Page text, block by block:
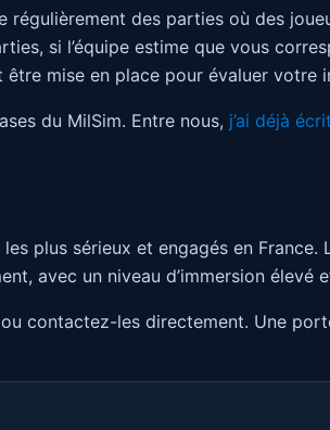
régulièrement des parties où des
si l’équipe estime que vous
être mise en place pour évaluer
du MilSim. Entre nous, j’ai déjà
les plus sérieux et engagés en
avec un niveau d’immersion
contactez-les directement. Une